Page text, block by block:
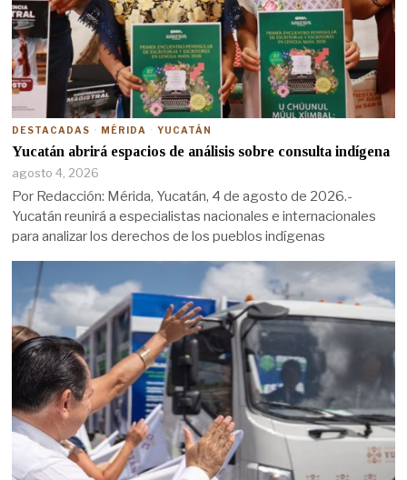
DESTACADAS · MÉRIDA · YUCATÁN
Yucatán abrirá espacios de análisis sobre consulta indígena
agosto 4, 2026
Por Redacción: Mérida, Yucatán, 4 de agosto de 2026.-
Yucatán reunirá a especialistas nacionales e internacionales
para analizar los derechos de los pueblos indígenas